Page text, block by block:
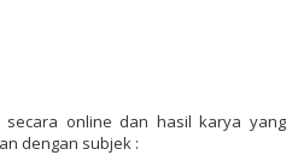
secara online dan hasil karya yang
dengan subjek :